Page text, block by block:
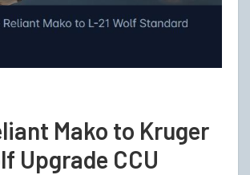
Mako to Kruger
Upgrade CCU